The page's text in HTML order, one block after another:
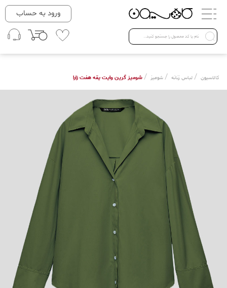
دسته بندی ها
Open submenu ( لباس زنانه )
لباس زنانه
لباس مردانه
ورود به حساب
کالاسیون / لباس زنانه / شومیز / شومیز گرین وایت یقه هفت زارا